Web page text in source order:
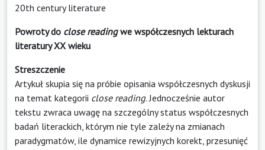
20th century literature
Powroty do close readingwe współczesnych lekturach
literatury XX wieku
Streszczenie
Artykuł skupia się na próbie opisania współczesnych dyskusji
na temat kategorii close reading. Jednocześnie autor
tekstu zwraca uwagę na szczególny status współczesnych
badań literackich, którym nie tyle zależy na zmianach
paradygmatów, ile dynamice rewizyjnych korekt, przesunięć